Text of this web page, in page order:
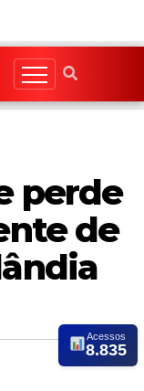
perde
de
Acessos
8.835